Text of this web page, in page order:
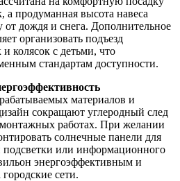
а продуманная высота навеса
от дождя и снега. Дополнительное
организовать подъезд
колясок с детьми, что
стандартам доступности.
материалов и
сокращают углеродный след
работах. При желании
солнечные панели для
подсветки или информационного
энергоэффективным и
сети.